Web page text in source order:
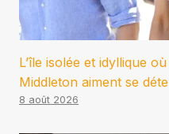
L’île isolée et idyllique
Middleton aiment se
8 août 2026